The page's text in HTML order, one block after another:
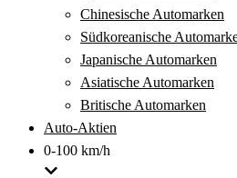
Chinesische Automarken
Südkoreanische
Japanische Automarken
Asiatische Automarken
Britische Automarken
Auto-Aktien
0-100 km/h